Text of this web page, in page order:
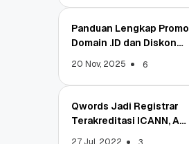
Panduan Lengkap Promo
Domain .ID dan Diskon
20 Nov, 2025 6
Qwords Jadi Registrar
Terakreditasi ICANN, Apa
27 Jul, 2022